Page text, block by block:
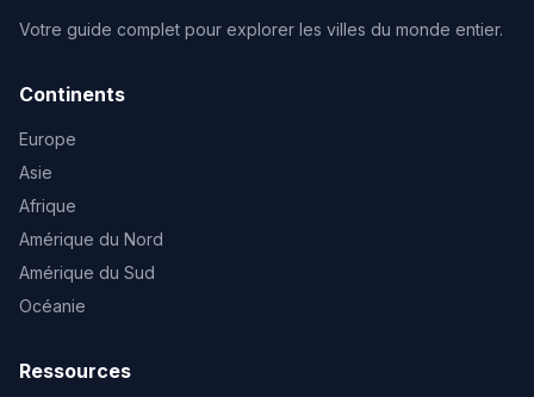
Votre guide complet pour explorer les villes du monde entier.
Continents
Europe
Asie
Afrique
Amérique du Nord
Amérique du Sud
Océanie
Ressources